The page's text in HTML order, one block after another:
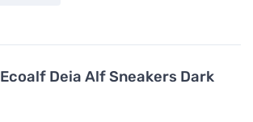
Ecoalf Deia Alf Sneakers Dark